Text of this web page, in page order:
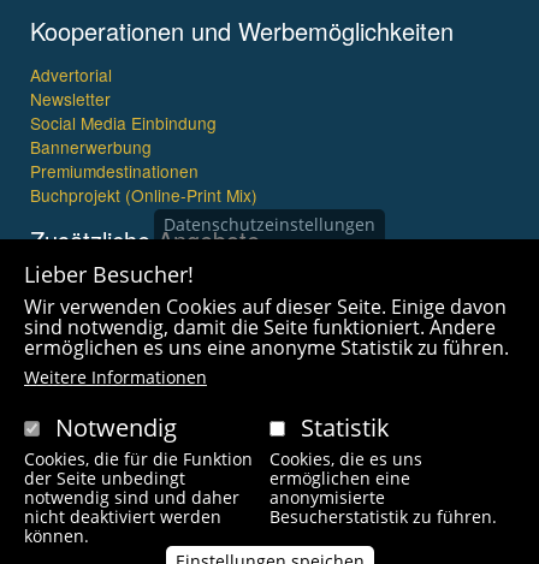
Kooperationen und Werbemöglichkeiten
Advertorial
Newsletter
Social Media Einbindung
Bannerwerbung
Premiumdestinationen
Buchprojekt (Online-Print Mix)
Zusätzliche Angebote
Imagefilme und mehr
360° x 360° Fotografie
Copyright © 2021 wanderfreak.de. Alle Rechte vorbehalten.
Fußzeilenmenü
Kontakt Impressum Links Unsere Autoren
Datenschutzeinstellungen
Lieber Besucher!
Wir verwenden Cookies auf dieser Seite. Einige davon
sind notwendig, damit die Seite funktioniert. Andere
ermöglichen es uns eine anonyme Statistik zu führen.
Weitere Informationen
Notwendig
Cookies, die für die Funktion
der Seite unbedingt
notwendig sind und daher
nicht deaktiviert werden
können.
Statistik
Cookies, die es uns
ermöglichen eine
anonymisierte
Besucherstatistik zu führen.